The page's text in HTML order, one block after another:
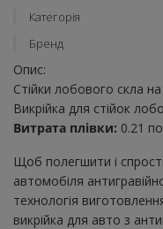
Категорія
Бренд
Опис:
Стійки лобового скла
Викрійка для стійок
Витрата плівки: 0.21
Щоб полегшити і
автомобіля
технологія
викрійка для авто з